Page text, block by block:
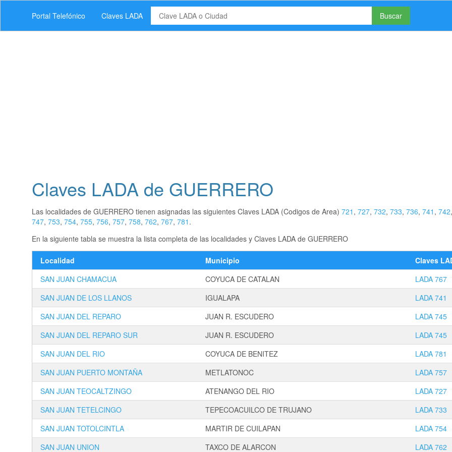
Portal Telefónico Claves LADA Buscar
Claves LADA de GUERRERO
Las localidades de GUERRERO tienen asignadas las siguientes Claves LADA (Codigos de Area) 721 , 727, 732, 733, 736, 741 , 742
747, 753, 754, 755, 756, 757, 758, 762, 767, 781 .
En la siguiente tabla se muestra la lista completa de las localidades y Claves LADA de GUERRERO
Localidad Municipio
Claves
SAN JUAN CHAMACUA
COYUCA DE CATALAN
LADA 767
SAN JUAN DE LOS LLANOS
IGUALAPA
LADA 741
SAN JUAN DEL REPARO
JUAN R. ESCUDERO
LADA 745
SAN JUAN DEL REPARO SUR
JUAN R. ESCUDERO
LADA 745
SAN JUAN DEL RIO
COYUCA DE BENITEZ
LADA 781
SAN JUAN PUERTO MONTAÑA
METLATONOC
LADA 757
SAN JUAN TEOCALTZINGO
ATENANGO DEL RIO
LADA 727
SAN JUAN TETELCINGO
TEPECOACUILCO DE TRUJANO
LADA 733
SAN JUAN TOTOLCINTLA
MARTIR DE CUILAPAN
LADA 754
SAN JUAN UNION
TAXCO DE ALARCON LADA 762